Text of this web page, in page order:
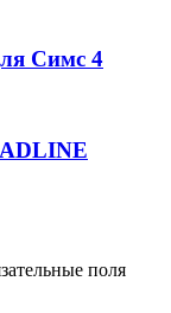
Симс 4
поля